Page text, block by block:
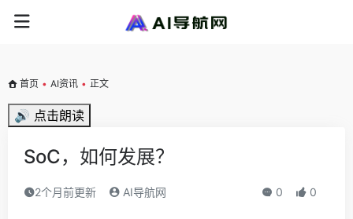
首页 • AI资讯 • 正文
🔊 点击朗读
SoC，如何发展？
2个月前更新 AI导航网 0 0